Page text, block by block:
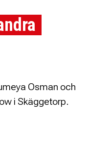
Osman och
i Skäggetorp.